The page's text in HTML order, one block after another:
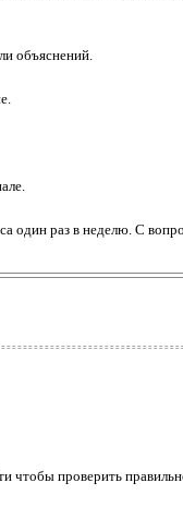
объяснений.
один раз в неделю. С
чтобы проверить